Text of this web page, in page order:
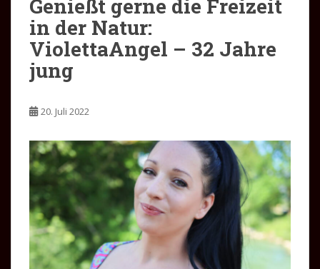
Genießt gerne die Freizeit
in der Natur:
ViolettaAngel – 32 Jahre
jung
20. Juli 2022